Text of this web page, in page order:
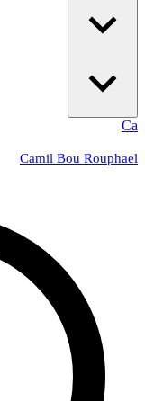
Ca
Camil Bou Rouphael